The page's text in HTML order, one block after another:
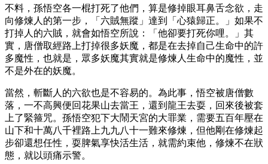
不料，孫悟空各一棍打死了他們，算是修掉眼耳鼻舌念欲，走
向修煉人的第一步，「六賊無蹤」達到「心猿歸正。」如果不
打掉人的六賊，就會如悟空所說：「他卻要打死你哩。」其
實，唐僧取經路上打掉很多妖魔，都是在去掉自己生命中的許
多魔性，也就是，眾多妖魔其實就是修煉人生命中的魔性，並
不是外在的妖魔。
當然，斬斷人的六欲也是不容易的。為此事，悟空被唐僧數
落，一不高興便回花果山去當王，還到龍王去耍，回來後被套
上了緊箍咒。孫悟空犯下大鬧天宮的大罪業，需要五百年壓在
山下和十萬八千裡路上九九八十一難來修煉，但他剛在修煉起
步卻還想任性，耍脾氣享快活生活，就需約束他，修煉不在狀
態，就以頭痛示警。